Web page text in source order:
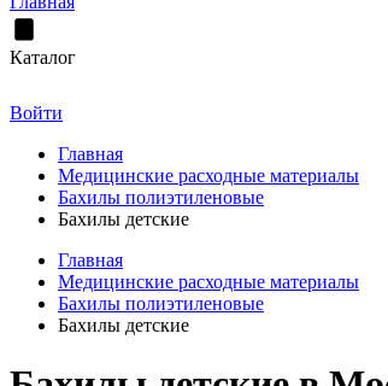
Каталог
Войти
Главная
Медицинские расходные материалы
Бахилы полиэтиленовые
Бахилы детские
Главная
Медицинские расходные материалы
Бахилы полиэтиленовые
Бахилы детские